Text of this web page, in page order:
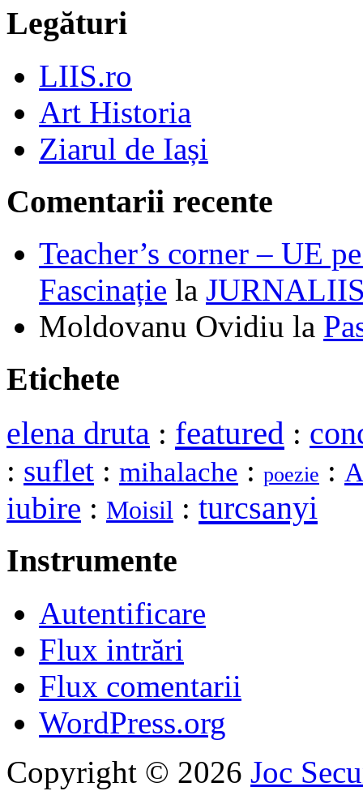
Legături
LIIS.ro
Art Historia
Ziarul de Iași
Comentarii recente
Teacher’s corner – UE
Fascinație la
Moldovanu Ovidiu la
Etichete
elena druta : featured :
: suflet : mihalache : poezie :
iubire : Moisil : turcsanyi
Instrumente
Autentificare
Flux intrări
Flux comentarii
WordPress.org
Copyright © 2026 Joc